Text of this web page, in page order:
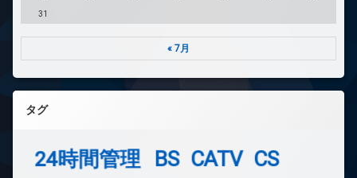
31
« 7月
タグ
24時間管理 BS CATV CS